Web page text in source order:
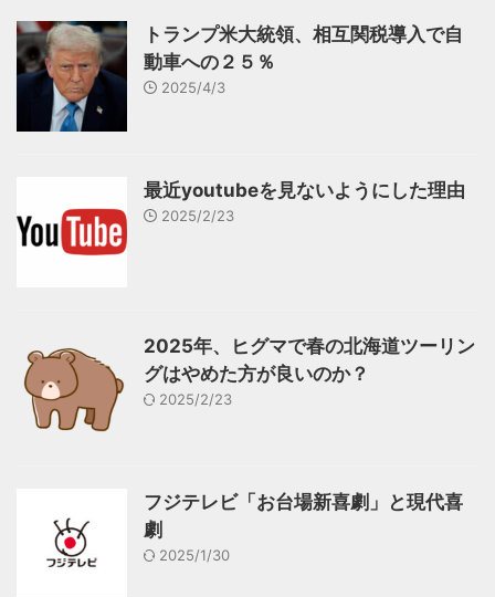
トランプ米大統領、相互関税導入で自
動車への２５％
2025/4/3
最近youtubeを見ないようにした理由
2025/2/23
2025年、ヒグマで春の北海道ツーリン
グはやめた方が良いのか？
2025/2/23
フジテレビ「お台場新喜劇」と現代喜
劇
2025/1/30